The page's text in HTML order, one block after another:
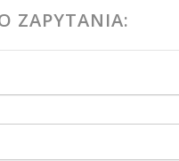
ZAPYTANIA: